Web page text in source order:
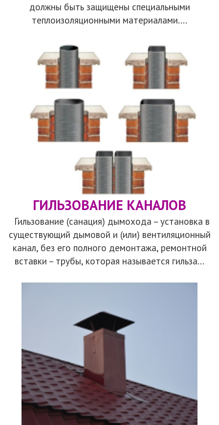
должны быть защищены специальными
теплоизоляционными материалами....
ГИЛЬЗОВАНИЕ КАНАЛОВ
Гильзование (санация) дымохода – установка в
существующий дымовой и (или) вентиляционный
канал, без его полного демонтажа, ремонтной
вставки – трубы, которая называется гильза...